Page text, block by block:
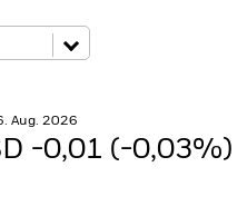
Aug. 2026
-0,01 (-0,03%)